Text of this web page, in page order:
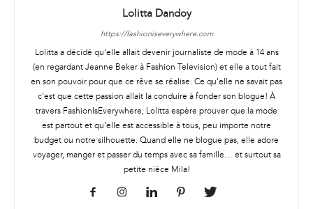
Lolitta Dandoy
https://fashioniseverywhere.com
Lolitta a décidé qu'elle allait devenir journaliste de mode à 14 ans
(en regardant Jeanne Beker à Fashion Television) et elle a tout fait
en son pouvoir pour que ce rêve se réalise. Ce qu'elle ne savait pas
c'est que cette passion allait la conduire à fonder son blogue! À
travers FashionIsEverywhere, Lolitta espère prouver que la mode
est partout et qu'elle est accessible à tous, peu importe notre
budget ou notre silhouette. Quand elle ne blogue pas, elle adore
voyager, manger et passer du temps avec sa famille… et surtout sa
petite nièce Mila!